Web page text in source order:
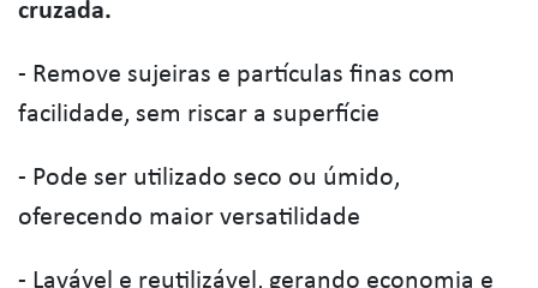
cruzada.
- Remove sujeiras e partículas finas com
facilidade, sem riscar a superfície
- Pode ser utilizado seco ou úmido,
oferecendo maior versatilidade
- Lavável e reutilizável, gerando economia e